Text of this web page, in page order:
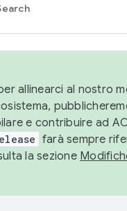
allinearci al nostro
e contribuire ad
farà sempre
la sezione